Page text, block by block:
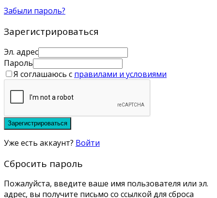
Забыли пароль?
Зарегистрироваться
Эл. адрес
Пароль
Я соглашаюсь с правилами и условиями
Зарегистрироваться
Уже есть аккаунт? Войти
Сбросить пароль
Пожалуйста, введите ваше имя пользователя или эл.
адрес, вы получите письмо со ссылкой для сброса